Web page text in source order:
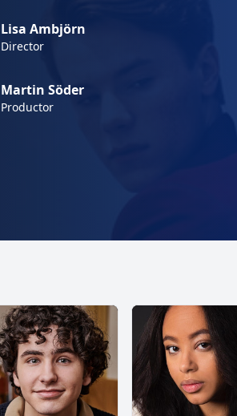
Lisa Ambjörn
Director
Martin Söder
Productor